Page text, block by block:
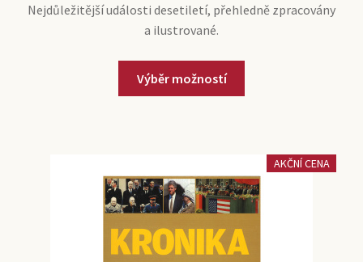
Nejdůležitější události desetiletí, přehledně zpracovány
a ilustrované.
Výběr možností
AKČNÍ CENA